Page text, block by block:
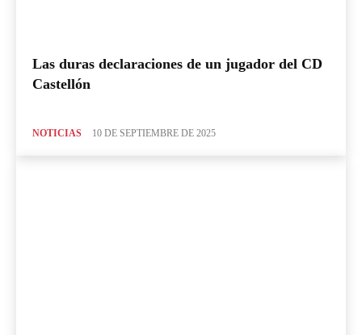
Las duras declaraciones de un jugador del CD
Castellón
NOTICIAS 10 DE SEPTIEMBRE DE 2025